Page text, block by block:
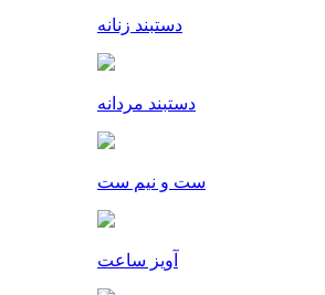
دستبند زنانه
دستبند مردانه
ست و نیم ست
آویز ساعت